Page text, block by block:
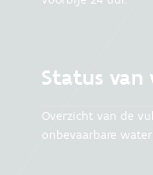
Status van
Overzicht van de
onbevaarbare